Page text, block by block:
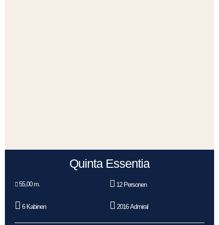
Quinta Essentia
55,00 m. 12 Personen
6 Kabinen 2016 Admiral